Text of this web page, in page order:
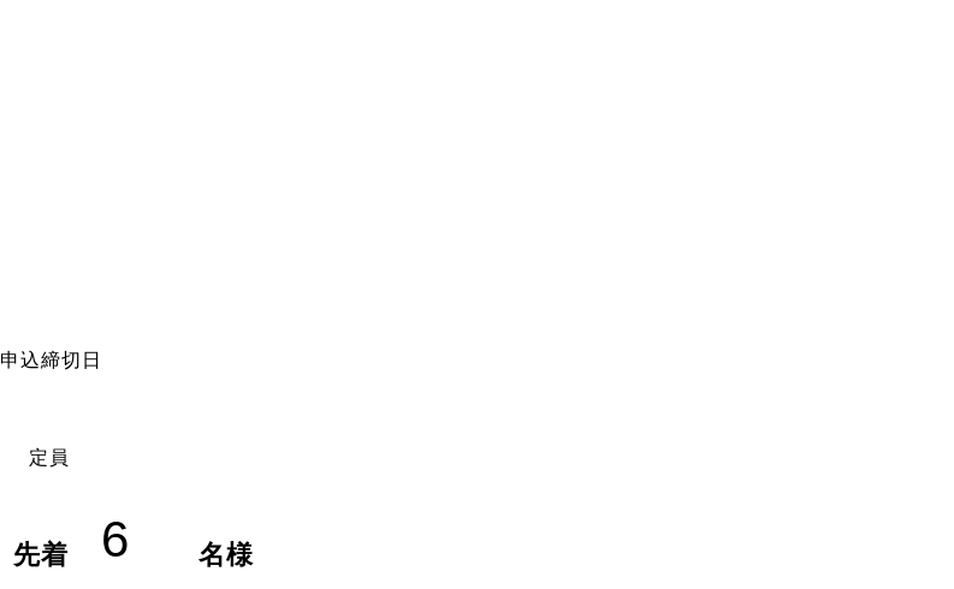
​申込締切日
​定員
先着 6 ​名様